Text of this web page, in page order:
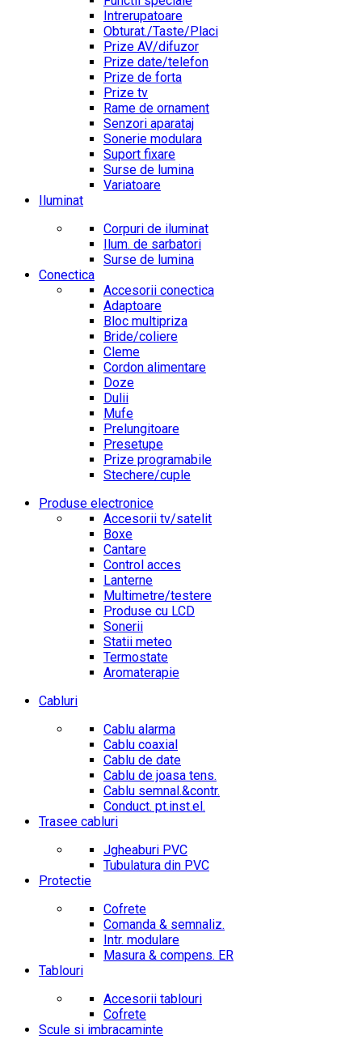
Intrerupatoare
Obturat./Taste/Placi
Prize AV/difuzor
Prize date/telefon
Prize de forta
Prize tv
Rame de ornament
Senzori aparataj
Sonerie modulara
Suport fixare
Surse de lumina
Variatoare
Iluminat
Corpuri de iluminat
Ilum. de sarbatori
Surse de lumina
Conectica
Accesorii conectica
Adaptoare
Bloc multipriza
Bride/coliere
Cleme
Cordon alimentare
Doze
Dulii
Mufe
Prelungitoare
Presetupe
Prize programabile
Stechere/cuple
Produse electronice
Accesorii tv/satelit
Boxe
Cantare
Control acces
Lanterne
Multimetre/testere
Produse cu LCD
Sonerii
Statii meteo
Termostate
Aromaterapie
Cabluri
Cablu alarma
Cablu coaxial
Cablu de date
Cablu de joasa tens.
Cablu semnal.&contr.
Conduct. pt.inst.el.
Trasee cabluri
Jgheaburi PVC
Tubulatura din PVC
Protectie
Cofrete
Comanda & semnaliz.
Intr. modulare
Masura & compens. ER
Tablouri
Accesorii tablouri
Cofrete
Scule si imbracaminte